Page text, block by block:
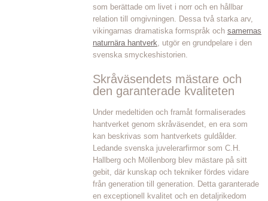
som berättade om livet i norr och en hållbar
relation till omgivningen. Dessa två starka arv,
vikingarnas dramatiska formspråk och samernas
naturnära hantverk , utgör en grundpelare i den
svenska smyckeshistorien.
Skråväsendets mästare och
den garanterade kvaliteten
Under medeltiden och framåt formaliserades
hantverket genom skråväsendet, en era som
kan beskrivas som hantverkets guldålder.
Ledande svenska juvelerarfirmor som C.H.
Hallberg och Möllenborg blev mästare på sitt
gebit, där kunskap och tekniker fördes vidare
från generation till generation. Detta garanterade
en exceptionell kvalitet och en detaljrikedom